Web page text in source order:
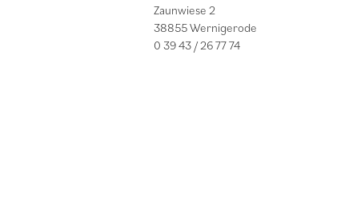
Zaunwiese 2
38855 Wernigerode
0 39 43 / 26 77 74